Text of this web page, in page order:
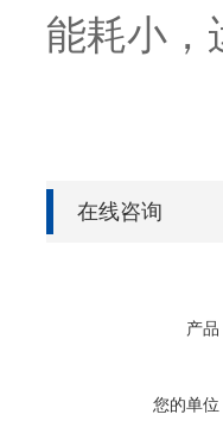
能耗小，
在线咨询
产品
您的单位